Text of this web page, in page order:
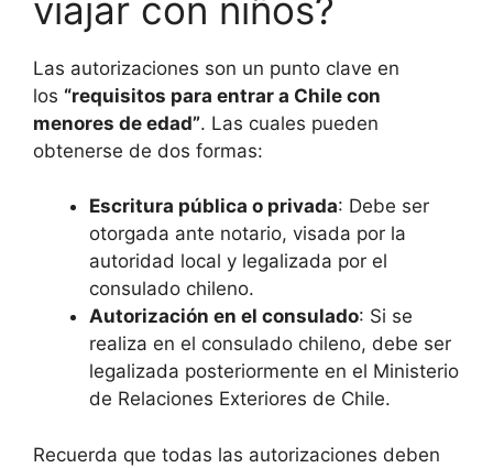
viajar con niños?
Las autorizaciones son un punto clave en
los “requisitos para entrar a Chile con
menores de edad”. Las cuales pueden
obtenerse de dos formas:
Escritura pública o privada: Debe ser
otorgada ante notario, visada por la
autoridad local y legalizada por el
consulado chileno.
Autorización en el consulado: Si se
realiza en el consulado chileno, debe ser
legalizada posteriormente en el Ministerio
de Relaciones Exteriores de Chile.
Recuerda que todas las autorizaciones deben